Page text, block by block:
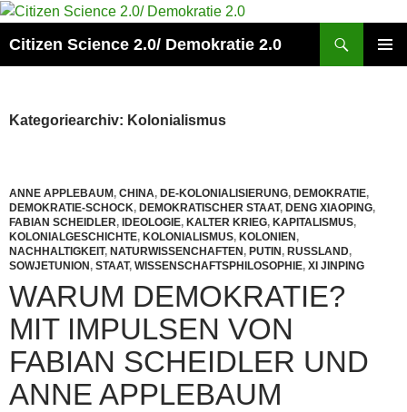
Zum
springen
Citizen Science 2.0/ Demokratie 2.0
Kategoriearchiv: Kolonialismus
ANNE APPLEBAUM, CHINA, DE-KOLONIALISIERUNG, DEMOKRATIE,
DEMOKRATIE-SCHOCK, DEMOKRATISCHER STAAT, DENG XIAOPING,
FABIAN SCHEIDLER, IDEOLOGIE, KALTER KRIEG, KAPITALISMUS,
KOLONIALGESCHICHTE, KOLONIALISMUS, KOLONIEN,
NACHHALTIGKEIT, NATURWISSENCHAFTEN, PUTIN, RUSSLAND,
SOWJETUNION, STAAT, WISSENSCHAFTSPHILOSOPHIE, XI JINPING
WARUM DEMOKRATIE?
MIT IMPULSEN VON
FABIAN SCHEIDLER UND
ANNE APPLEBAUM